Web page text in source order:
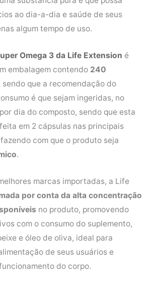
ao dia-a-dia e saúde de seus
algum tempo de uso.
Omega 3 da Life Extension é
embalagem contendo 240
sendo que a recomendação do
é que sejam ingeridas, no
dia do composto, sendo que esta
em 2 cápsulas nas principais
com que o produto seja
.
marcas importadas, a Life
por conta da alta concentração
no produto, promovendo
com o consumo do suplemento,
e óleo de oliva, ideal para
de seus usuários e
do corpo.